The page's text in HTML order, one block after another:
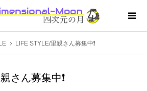
LIFE STYLE/里親さん募集中❗️
さん募集中❗️